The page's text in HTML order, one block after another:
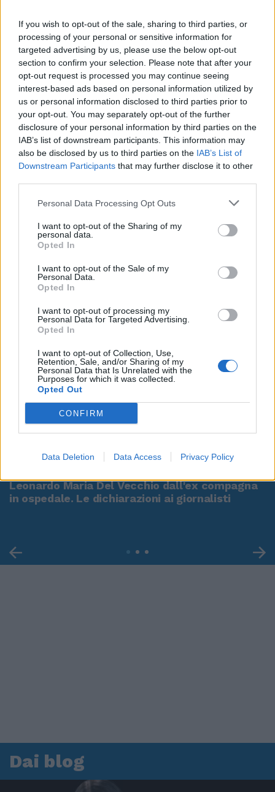
If you wish to opt-out of the sale, sharing to third parties, or
processing of your personal or sensitive information for
targeted advertising by us, please use the below opt-out
section to confirm your selection. Please note that after your
opt-out request is processed you may continue seeing
interest-based ads based on personal information utilized by
us or personal information disclosed to third parties prior to
your opt-out. You may separately opt-out of the further
disclosure of your personal information by third parties on the
IAB’s list of downstream participants. This information may
also be disclosed by us to third parties on the IAB’s List of
Downstream Participants that may further disclose it to other
Personal Data Processing Opt Outs
I want to opt-out of the Sharing of my
personal data.
Opted In
I want to opt-out of the Sale of my
Personal Data.
Opted In
I want to opt-out of processing my
Personal Data for Targeted Advertising.
Opted In
I want to opt-out of Collection, Use,
Retention, Sale, and/or Sharing of my
Personal Data that Is Unrelated with the
Purposes for which it was collected.
Opted Out
CONFIRM
Data Deletion Data Access Privacy Policy
00:00 01:16
Leonardo Maria Del Vecchio dall'ex compagna
in ospedale. Le dichiarazioni ai giornalisti
Dai blog